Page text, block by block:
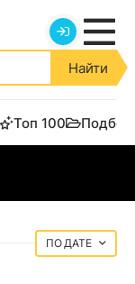
Найти
Топ 100
ДАТЕ